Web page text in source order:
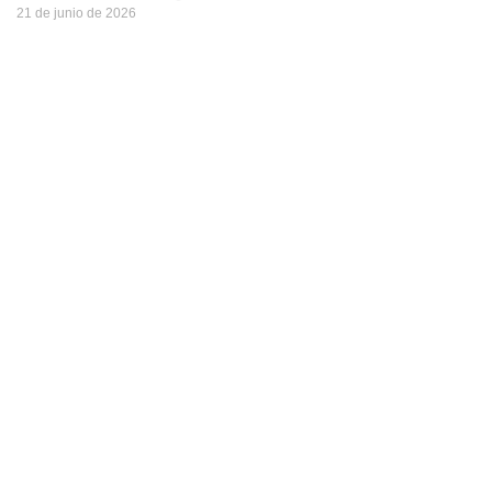
21 de junio de 2026